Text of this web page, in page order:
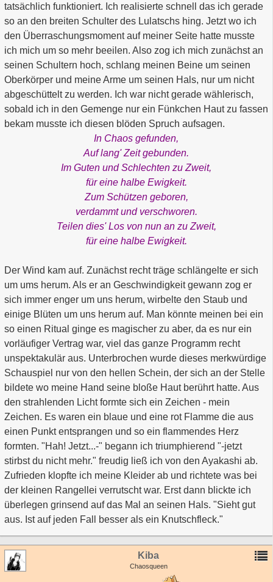
tatsächlich funktioniert. Ich realisierte schnell das ich gerade
so an den breiten Schulter des Lulatschs hing. Jetzt wo ich
den Überraschungsmoment auf meiner Seite hatte musste
ich mich um so mehr beeilen. Also zog ich mich zunächst an
seinen Schultern hoch, schlang meinen Beine um seinen
Oberkörper und meine Arme um seinen Hals, nur um nicht
abgeschüttelt zu werden. Ich war nicht gerade wählerisch,
sobald ich in den Gemenge nur ein Fünkchen Haut zu fassen
bekam musste ich diesen blöden Spruch aufsagen.
In Chaos gefunden,
Auf lang' Zeit gebunden.
Im Guten und Schlechten zu Zweit,
für eine halbe Ewigkeit.
Zum Schützen geboren,
verdammt und verschworen.
Teilen dies' Los von nun an zu Zweit,
für eine halbe Ewigkeit.
Der Wind kam auf. Zunächst recht träge schlängelte er sich
um ums herum. Als er an Geschwindigkeit gewann zog er
sich immer enger um uns herum, wirbelte den Staub und
einige Blüten um uns herum auf. Man könnte meinen bei ein
so einen Ritual ginge es magischer zu aber, da es nur ein
vorläufiger Vertrag war, viel das ganze Programm recht
unspektakulär aus. Unterbrochen wurde dieses merkwürdige
Schauspiel nur von den hellen Schein, der sich an der Stelle
bildete wo meine Hand seine bloße Haut berührt hatte. Aus
den strahlenden Licht formte sich ein Zeichen - mein
Zeichen. Es waren ein blaue und eine rot Flamme die aus
einen Punkt entsprangen und so ein flammendes Herz
formten. "Hah! Jetzt...-" begann ich triumphierend "-jetzt
stirbst du nicht mehr." freudig ließ ich von den Ayakashi ab.
Zufrieden klopfte ich meine Kleider ab und richtete was bei
der kleinen Rangellei verrutscht war. Erst dann blickte ich
überlegen grinsend auf das Mal an seinen Hals. "Sieht gut
aus. Ist auf jeden Fall besser als ein Knutschfleck."
Kiba
Chaosqueen